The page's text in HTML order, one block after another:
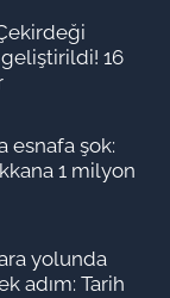
16
esnafa şok:
1 milyon
yolunda
adım: Tarih